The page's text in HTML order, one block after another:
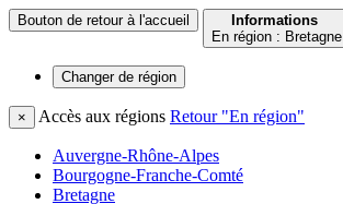
Bouton de retour à l'accueil
Informations
En région : Bretagne
Changer de région
× Accès aux régions Retour "En région"
Auvergne-Rhône-Alpes
Bourgogne-Franche-Comté
Bretagne